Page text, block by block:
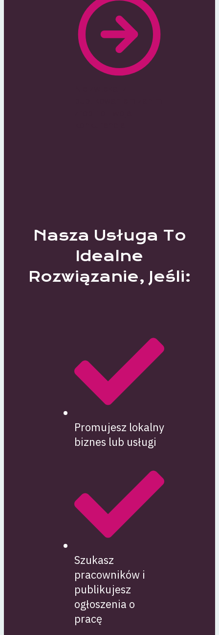
Nasza Usługa To
Idealne
Rozwiązanie, Jeśli:
Promujesz lokalny
biznes lub usługi
Szukasz
pracowników i
publikujesz
ogłoszenia o
pracę